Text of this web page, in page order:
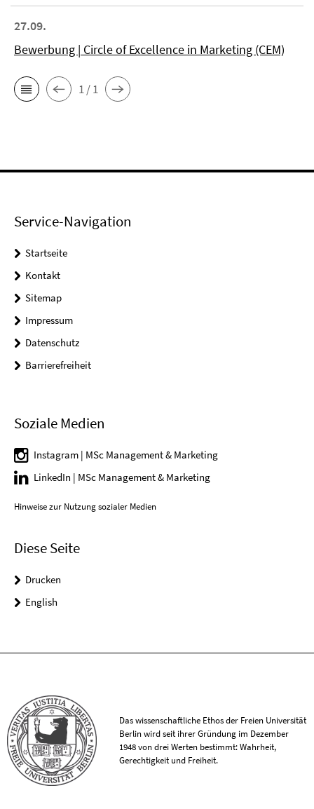
27.09.
Bewerbung | Circle of Excellence in Marketing (CEM)
1 / 1
Service-Navigation
Startseite
Kontakt
Sitemap
Impressum
Datenschutz
Barrierefreiheit
Soziale Medien
Instagram | MSc Management & Marketing
LinkedIn | MSc Management & Marketing
Hinweise zur Nutzung sozialer Medien
Diese Seite
Drucken
English
Das wissenschaftliche Ethos der Freien Universität
Berlin wird seit ihrer Gründung im Dezember
1948 von drei Werten bestimmt: Wahrheit,
Gerechtigkeit und Freiheit.